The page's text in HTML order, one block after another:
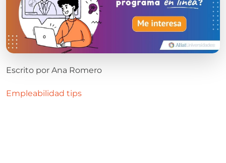
Escrito por Ana Romero
Empleabilidad tips